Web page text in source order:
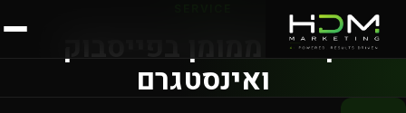
קידום ממומן בפייסבוק
ואינסטגרם